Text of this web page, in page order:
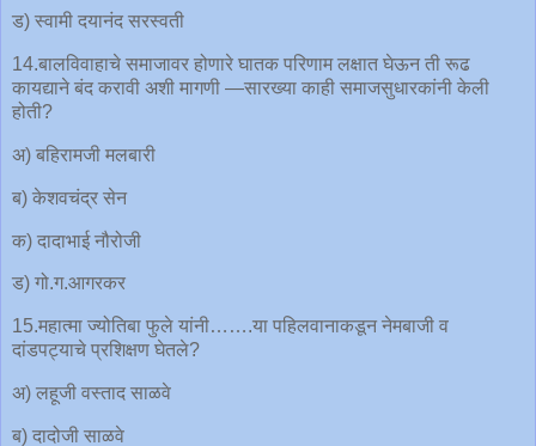
ड) स्वामी दयानंद सरस्वती
14.बालविवाहाचे समाजावर होणारे घातक परिणाम लक्षात घेऊन ती रूढ
कायद्याने बंद करावी अशी मागणी —सारख्या काही समाजसुधारकांनी केली
होती?
अ) बहिरामजी मलबारी
ब) केशवचंद्र सेन
क) दादाभाई नौरोजी
ड) गो.ग.आगरकर
15.महात्मा ज्योतिबा फुले यांनी…….या पहिलवानाकडून नेमबाजी व
दांडपट्याचे प्रशिक्षण घेतले?
अ) लहूजी वस्ताद साळवे
ब) दादोजी साळवे